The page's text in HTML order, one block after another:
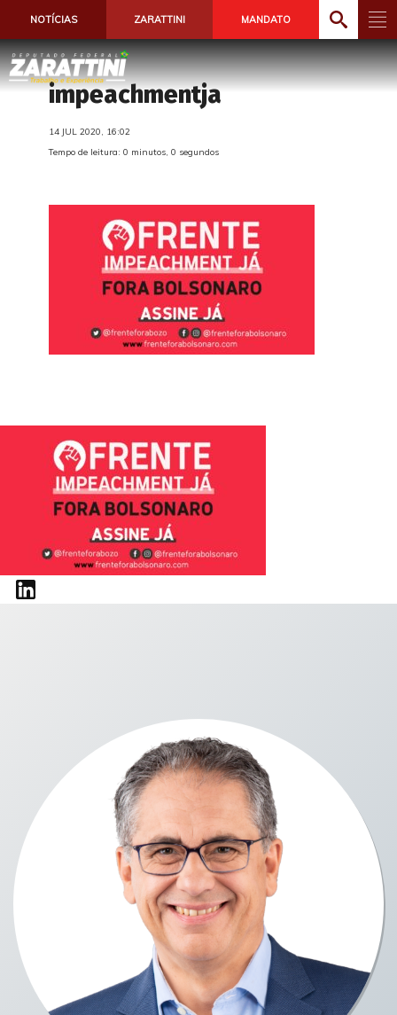
NOTÍCIAS ZARATTINI MANDATO
impeachmentja
14 JUL 2020, 16:02
Tempo de leitura: 0 minutos, 0 segundos